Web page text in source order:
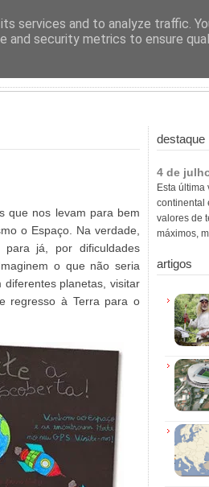
que nos levam para bem
o Espaço. Na verdade,
para já, por dificuldades
o que não seria
planetas, visitar
regresso à Terra para o
destaque
4 de
Esta
continental
valores de
máximos,
artigos
services and to analyze traffic.
and security metrics to ensure